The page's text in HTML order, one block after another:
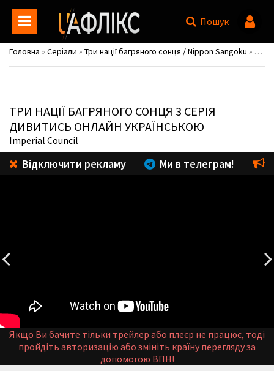
Пошук
Головна » Серіали » Три нації багряного сонця / Nippon Sangoku »
ТРИ НАЦІЇ БАГРЯНОГО СОНЦЯ 3 СЕРІЯ
ДИВИТИСЬ ОНЛАЙН УКРАЇНСЬКОЮ
Imperial Council
Відключити рекламу Ми в телеграм!
Якщо Ви бачите тільки трейлер або плеєр не працює, тоді
пройдіть авторизацію або змініть країну перегляду за
допомогою ВПН!